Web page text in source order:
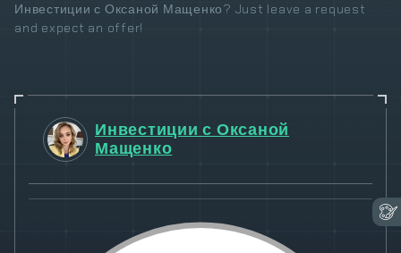
Инвестиции с Оксаной Мащенко? Just leave a request
and expect an offer!
Инвестиции с Оксаной
Мащенко